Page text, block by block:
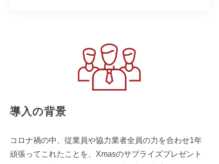
導入の背景
コロナ禍の中、従業員や協力業者全員の力を合わせ1年
頑張ってこれたことを、Xmasのサプライズプレゼント